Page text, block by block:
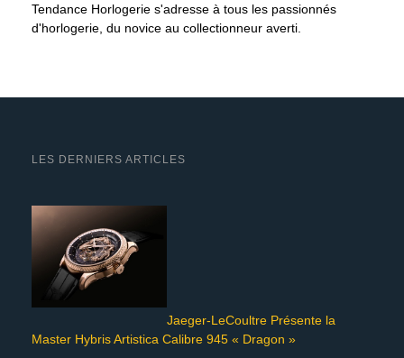
Tendance Horlogerie s'adresse à tous les passionnés
d'horlogerie, du novice au collectionneur averti.
LES DERNIERS ARTICLES
Jaeger-LeCoultre Présente la
Master Hybris Artistica Calibre 945 « Dragon »